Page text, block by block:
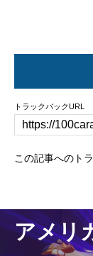
トラックバックURL
この記事へのト
アメリ